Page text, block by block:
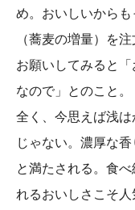
め。おいしいから
（蕎麦の増量）を
お願いしてみると
なので」とのこと。
全く、今思えば浅
じゃない。濃厚な
と満たされる。食
れるおいしさこそ